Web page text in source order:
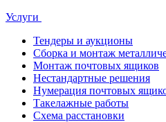
Услуги
Тендеры и аукционы
Сборка и монтаж
Монтаж почтовых ящиков
Нестандартные решения
Нумерация почтовых
Такелажные работы
Схема расстановки